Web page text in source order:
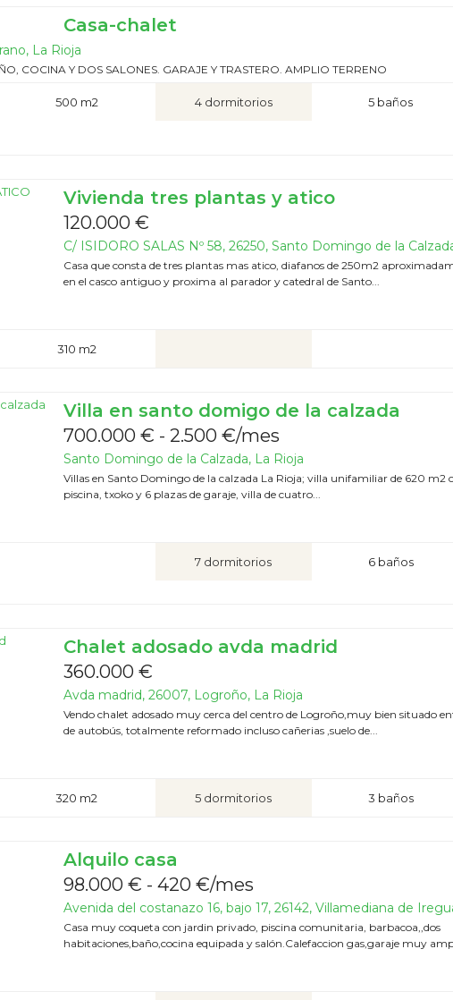
Casa-chalet
La Rioja
COCINA Y DOS SALONES. GARAJE Y TRASTERO. AMPLIO TERRENO
500 m2 4 dormitorios 5 baños
Vivienda tres plantas y atico
120.000 €
C/ ISIDORO SALAS Nº 58, 26250, Santo Domingo de la
Casa que consta de tres plantas mas atico, diafanos de 250m2
en el casco antiguo y proxima al parador y catedral de Santo...
310 m2
Villa en santo domigo de la calzada
700.000 € - 2.500 €/mes
Santo Domingo de la Calzada, La Rioja
Villas en Santo Domingo de la calzada La Rioja; villa unifamiliar de 620 m2
piscina, txoko y 6 plazas de garaje, villa de cuatro...
7 dormitorios 6 baños
Chalet adosado avda madrid
360.000 €
Avda madrid, 26007, Logroño, La Rioja
Vendo chalet adosado muy cerca del centro de Logroño,muy bien situado
de autobús, totalmente reformado incluso cañerias ,suelo de...
320 m2 5 dormitorios 3 baños
Alquilo casa
98.000 € - 420 €/mes
Avenida del costanazo 16, bajo 17, 26142, Villamediana de
Casa muy coqueta con jardin privado, piscina comunitaria, barbacoa,,dos
habitaciones,baño,cocina equipada y salón.Calefaccion gas,garaje muy